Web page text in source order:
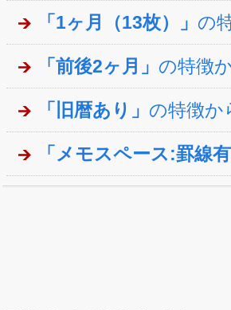
「1ヶ月（13枚）」 の
「前後2ヶ月」 の特徴
「旧暦あり」 の特徴か
「メモスペース:罫線